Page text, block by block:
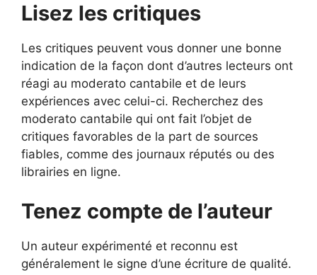
Lisez les critiques
Les critiques peuvent vous donner une bonne
indication de la façon dont d’autres lecteurs ont
réagi au moderato cantabile et de leurs
expériences avec celui-ci. Recherchez des
moderato cantabile qui ont fait l’objet de
critiques favorables de la part de sources
fiables, comme des journaux réputés ou des
librairies en ligne.
Tenez compte de l’auteur
Un auteur expérimenté et reconnu est
généralement le signe d’une écriture de qualité.